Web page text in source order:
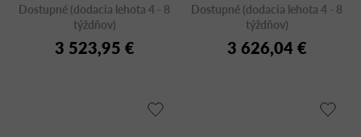
Dostupné (dodacia lehota 4 - 8
týždňov)
3 523,95 €
Dostupné (dodacia lehota 4 - 8
týždňov)
3 626,04 €